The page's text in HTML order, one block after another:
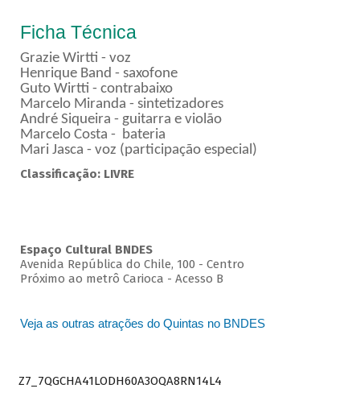
Ficha Técnica
Grazie Wirtti - voz
Henrique Band - saxofone
Guto Wirtti - contrabaixo
Marcelo Miranda - sintetizadores
André Siqueira - guitarra e violão
Marcelo Costa - bateria
Mari Jasca - voz (participação especial)
Classificação: LIVRE
Espaço Cultural BNDES
Avenida República do Chile, 100 - Centro
Próximo ao metrô Carioca - Acesso B
Veja as outras atrações do Quintas no BNDES
Z7_7QGCHA41LODH60A3OQA8RN14L4